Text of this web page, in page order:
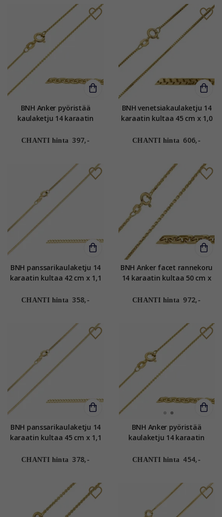
BNH Anker pyöristää
kaulaketju 14 karaatin
CHANTI hinta 397,-
BNH venetsiakaulaketju 14
karaatin kultaa 45 cm x 1,0
CHANTI hinta 606,-
BNH panssarikaulaketju 14
karaatin kultaa 42 cm x 1,1
CHANTI hinta 358,-
BNH Anker facet rannekoru
14 karaatin kultaa 50 cm x
CHANTI hinta 972,-
BNH panssarikaulaketju 14
karaatin kultaa 45 cm x 1,1
CHANTI hinta 378,-
BNH Anker pyöristää
kaulaketju 14 karaatin
CHANTI hinta 454,-